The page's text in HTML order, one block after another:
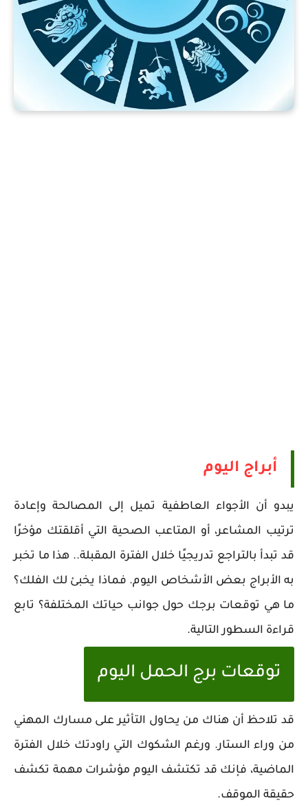
أبراج اليوم
يبدو أن الأجواء العاطفية تميل إلى المصالحة وإعادة
ترتيب المشاعر، أو المتاعب الصحية التي أقلقتك مؤخرًا
قد تبدأ بالتراجع تدريجيًا خلال الفترة المقبلة.. هذا ما تخبر
به الأبراج بعض الأشخاص اليوم. فماذا يخبئ لك الفلك؟
ما هي توقعات برجك حول جوانب حياتك المختلفة؟ تابع
قراءة السطور التالية.
توقعات برج الحمل اليوم
قد تلاحظ أن هناك من يحاول التأثير على مسارك المهني
من وراء الستار. ورغم الشكوك التي راودتك خلال الفترة
الماضية، فإنك قد تكتشف اليوم مؤشرات مهمة تكشف
حقيقة الموقف.